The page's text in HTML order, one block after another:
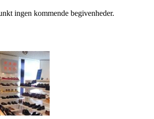
ingen kommende begivenheder.